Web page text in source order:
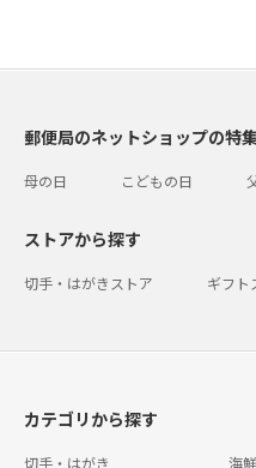
郵便局のネットショップの特
母の日 こどもの日
ストアから探す
切手・はがきストア ギフト
カテゴリから探す
切手・はがき 海